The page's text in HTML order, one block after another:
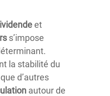
et
s’impose
la stabilité du
d’autres
autour de